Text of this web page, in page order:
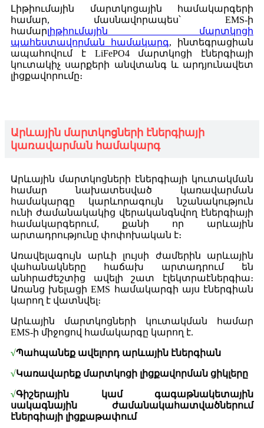
Լիթիումային մարտկոցային համակարգերի
համար, մասնավորապես՝ EMS-ի
համարլիթիումային մարտկոցի
պահեստավորման համակարգ, ինտեգրացիան
ապահովում է LiFePO4 մարտկոցի էներգիայի
կուտակիչ սարքերի անվտանգ և արդյունավետ
լիցքավորումը։
Արևային մարտկոցների էներգիայի
կառավարման համակարգ
Արևային մարտկոցների էներգիայի կուտակման
համար նախատեսված կառավարման
համակարգը կարևորագույն նշանակություն
ունի ժամանակակից վերականգնվող էներգիայի
համակարգերում, քանի որ արևային
արտադրությունը փոփոխական է։
Առավելագույն արևի լույսի ժամերին արևային
վահանակները հաճախ արտադրում են
անհրաժեշտից ավելի շատ էլեկտրաէներգիա։
Առանց խելացի EMS համակարգի այս էներգիան
կարող է վատնվել։
Արևային մարտկոցների կուտակման համար
EMS-ի միջոցով համակարգը կարող է.
√Պահպանեք ավելորդ արևային էներգիան
√Կառավարեք մարտկոցի լիցքավորման ցիկլերը
√Գիշերային կամ գագաթնակետային
սակագնային ժամանակահատվածներում
էներգիայի լիցքաթափում